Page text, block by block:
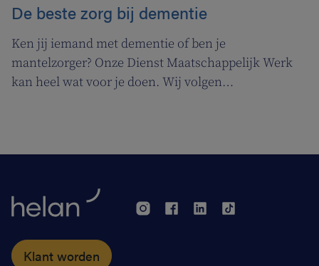
De beste zorg bij dementie
Ken jij iemand met dementie of ben je
mantelzorger? Onze Dienst Maatschappelijk Werk
kan heel wat voor je doen. Wij volgen
Klant worden